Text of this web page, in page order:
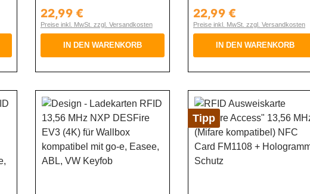
Regulärer Preis:
22,99 €
Preise inkl. MwSt. zzgl. Versandkosten
IN DEN WARENKORB
Regulärer Preis:
22,99 €
Preise inkl. MwSt. zzgl. Versandkosten
IN DEN WARENKORB
Tipp